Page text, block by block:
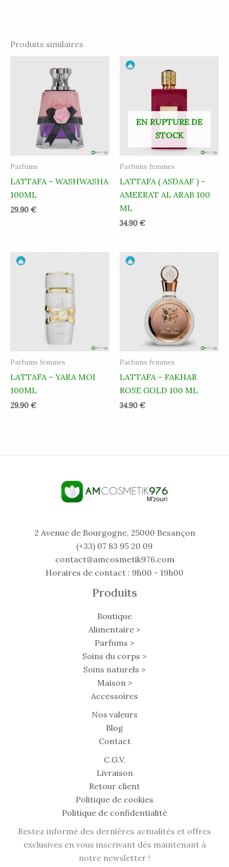
Produits similaires
Parfums
LATTAFA – WASHWASHA
100ML
29.90 €
EN RUPTURE DE
STOCK
Parfums femmes
LATTAFA ( ASDAAF ) –
AMEERAT AL ARAB 100
ML
34.90 €
Parfums femmes
LATTAFA – YARA MOI
100ML
29.90 €
Parfums femmes
LATTAFA – FAKHAR
ROSE GOLD 100 ML
34.90 €
2 Avenue de Bourgogne, 25000 Besançon
(+33) 07 83 95 20 09
contact@amcosmetik976.com
Horaires de contact : 9h00 - 19h00
Produits
Boutique
Alimentaire >
Parfums >
Soins du corps >
Soins naturels >
Maison >
Accessoires
Nos valeurs
Blog
Contact
C.G.V.
Livraison
Retour client
Politique de cookies
Politique de confidentialité
Restez informé des dernières actualités et offres
exclusives en vous inscrivant dès maintenant à
notre newsletter !